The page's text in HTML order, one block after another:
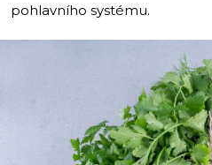
pohlavního systému.